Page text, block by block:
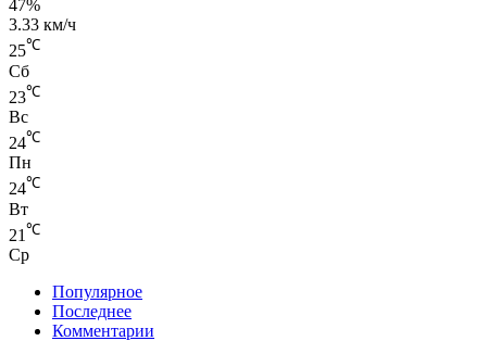
47%
3.33 км/ч
25℃
Сб
23℃
Вс
24℃
Пн
24℃
Вт
21 ℃
Ср
Популярное
Последнее
Комментарии